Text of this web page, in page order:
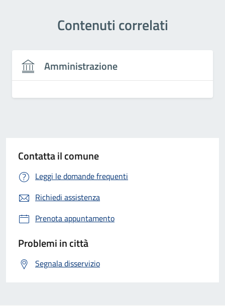
Contenuti correlati
Amministrazione
Contatta il comune
Leggi le domande frequenti
Richiedi assistenza
Prenota appuntamento
Problemi in città
Segnala disservizio